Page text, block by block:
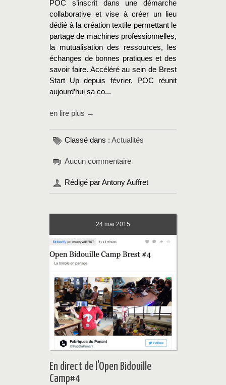
POC s’inscrit dans une démarche
collaborative et vise à créer un lieu
dédié à la création textile permettant le
partage de machines professionnelles,
la mutualisation des ressources, les
échanges de bonnes pratiques et des
savoir faire. Accéléré au sein de Brest
Start Up depuis février, POC réunit
aujourd’hui sa co...
en lire plus →
Classé dans : Actualités
Aucun commentaire
Rédigé par Antony Auffret
24 mai 2015
En direct de l'Open Bidouille
Camp#4